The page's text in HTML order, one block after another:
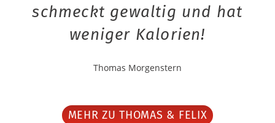
schmeckt gewaltig und hat
weniger Kalorien!
Thomas Morgenstern
MEHR ZU THOMAS & FELIX